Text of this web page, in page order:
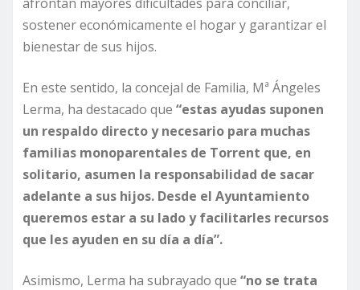
sostener económicamente el hogar y garantizar el
bienestar de sus hijos.
En este sentido, la concejal de Familia, Mª Ángeles
Lerma, ha destacado que “estas ayudas suponen
un respaldo directo y necesario para muchas
familias monoparentales de Torrent que, en
solitario, asumen la responsabilidad de sacar
adelante a sus hijos. Desde el Ayuntamiento
queremos estar a su lado y facilitarles recursos
que les ayuden en su día a día”.
Asimismo, Lerma ha subrayado que “no se trata